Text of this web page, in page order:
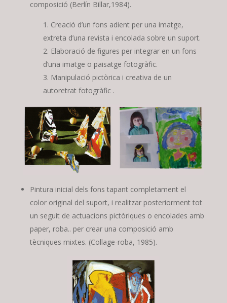
composició (Berlín Billar,1984).
Creació d’un fons adient per una imatge,
extreta d’una revista i encolada sobre un suport.
Elaboració de figures per integrar en un fons
d’una imatge o paisatge fotogràfic.
Manipulació pictòrica i creativa de un
autoretrat fotogràfic .
Pintura inicial dels fons tapant completament el
color original del suport, i realitzar posteriorment tot
un seguit de actuacions pictòriques o encolades amb
paper, roba.. per crear una composició amb
tècniques mixtes. (Collage-roba, 1985).